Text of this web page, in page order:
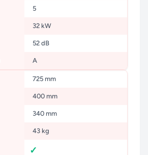
5
32 kW
52 dB
A
725 mm
400 mm
340 mm
43 kg